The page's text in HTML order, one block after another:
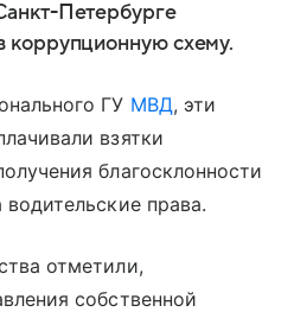
Петербурге
коррупционную схему.
ГУ МВД, эти
взятки
благосклонности
права.
отметили,
собственной